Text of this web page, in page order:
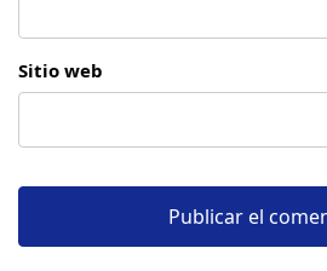
Sitio web